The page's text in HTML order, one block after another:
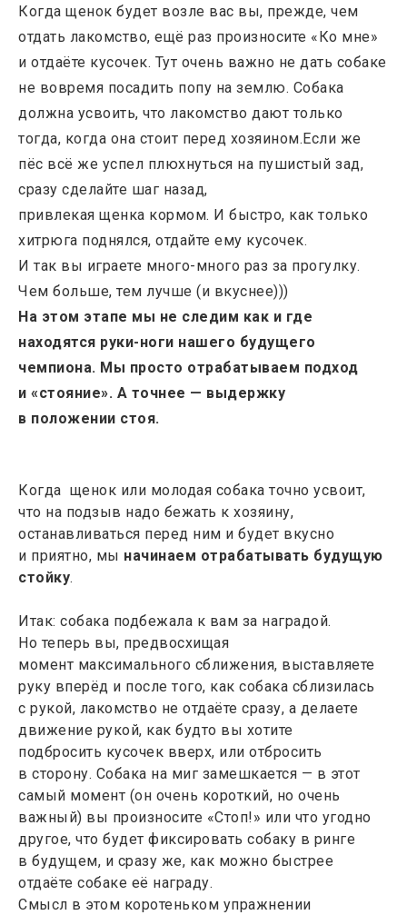
Когда щенок будет возле вас вы, прежде, чем
отдать лакомство, ещё раз произносите «Ко мне»
и отдаёте кусочек. Тут очень важно не дать собаке
не вовремя посадить попу на землю. Собака
должна усвоить, что лакомство дают только
тогда, когда она стоит перед хозяином.Если же
пёс всё же успел плюхнуться на пушистый зад,
сразу сделайте шаг назад,
привлекая щенка кормом. И быстро, как только
хитрюга поднялся, отдайте ему кусочек.
И так вы играете много-много раз за прогулку.
Чем больше, тем лучше (и вкуснее)))
На этом этапе мы не следим как и где
находятся руки-ноги нашего будущего
чемпиона. Мы просто отрабатываем подход
и «стояние». А точнее — выдержку
в положении стоя.
Когда щенок или молодая собака точно усвоит,
что на подзыв надо бежать к хозяину,
останавливаться перед ним и будет вкусно
и приятно, мы начинаем отрабатывать будущую
стойку.
Итак: собака подбежала к вам за наградой.
Но теперь вы, предвосхищая
момент максимального сближения, выставляете
руку вперёд и после того, как собака сблизилась
с рукой, лакомство не отдаёте сразу, а делаете
движение рукой, как будто вы хотите
подбросить кусочек вверх, или отбросить
в сторону. Собака на миг замешкается — в этот
самый момент (он очень короткий, но очень
важный) вы произносите «Стоп!» или что угодно
другое, что будет фиксировать собаку в ринге
в будущем, и сразу же, как можно быстрее
отдаёте собаке её награду.
Смысл в этом коротеньком упражнении